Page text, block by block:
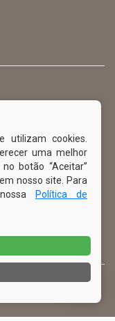
utilizam cookies.
uma melhor
botão “Aceitar”
nosso site. Para
Política de